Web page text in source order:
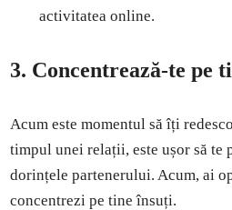
activitatea online.
3. Concentrează-te pe
Acum este momentul să îți
timpul unei relații, este ușor să te
dorințele partenerului. Acum, ai
concentrezi pe tine însuți.